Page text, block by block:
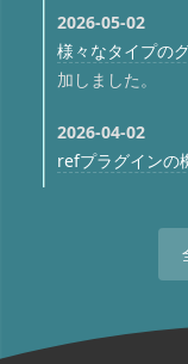
2026-05-02
様々なタイプの
加しました。
2026-04-02
refプラグインの